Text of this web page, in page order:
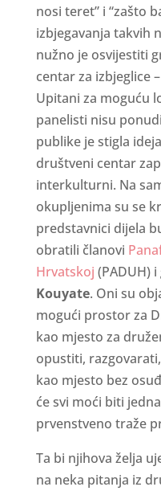
nosi teret” i “zašto
izbjegavanja takvih
nužno je osvijestiti
centar za izbjeglice
Upitani za moguću
panelisti nisu
publike je stigla
društveni centar
interkulturni. Na
okupljenima su se
predstavnici dijela
obratili članovi
Hrvatskoj (PADUH)
Kouyate. Oni su
mogući prostor za
kao mjesto za
opustiti,
kao mjesto bez
će svi moći biti
prvenstveno traže
Ta bi njihova želja
na neka pitanja iz